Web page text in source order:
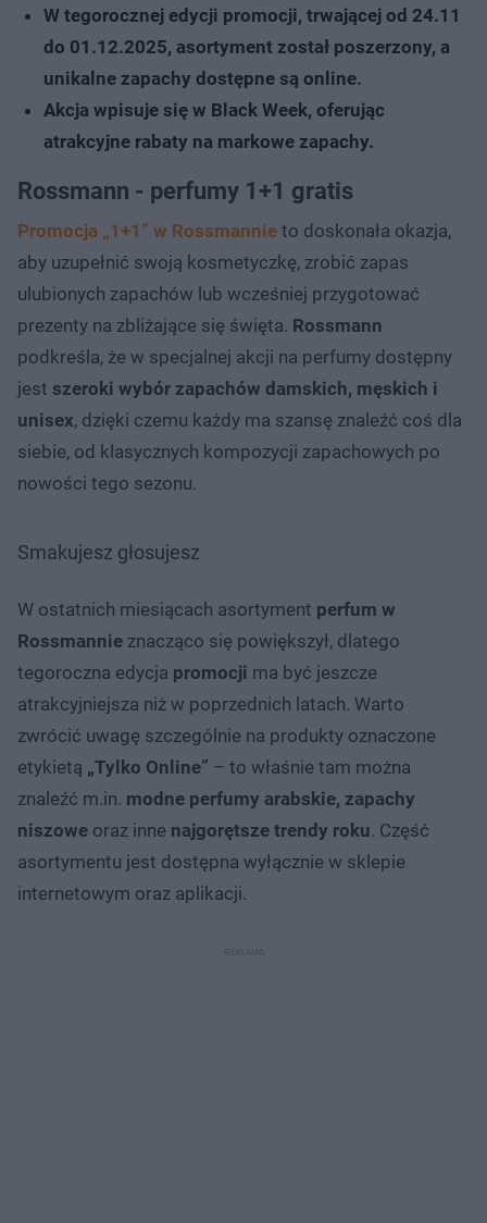
W tegorocznej edycji promocji, trwającej od 24.11
do 01.12.2025, asortyment został poszerzony, a
unikalne zapachy dostępne są online.
Akcja wpisuje się w Black Week, oferując
atrakcyjne rabaty na markowe zapachy.
Rossmann - perfumy 1+1 gratis
Promocja „1+1” w Rossmannie to doskonała okazja,
aby uzupełnić swoją kosmetyczkę, zrobić zapas
ulubionych zapachów lub wcześniej przygotować
prezenty na zbliżające się święta. Rossmann
podkreśla, że w specjalnej akcji na perfumy dostępny
jest szeroki wybór zapachów damskich, męskich i
unisex, dzięki czemu każdy ma szansę znaleźć coś dla
siebie, od klasycznych kompozycji zapachowych po
nowości tego sezonu.
Smakujesz głosujesz
W ostatnich miesiącach asortyment perfum w
Rossmannie znacząco się powiększył, dlatego
tegoroczna edycja promocji ma być jeszcze
atrakcyjniejsza niż w poprzednich latach. Warto
zwrócić uwagę szczególnie na produkty oznaczone
etykietą „Tylko Online” – to właśnie tam można
znaleźć m.in. modne perfumy arabskie, zapachy
niszowe oraz inne najgorętsze trendy roku. Część
asortymentu jest dostępna wyłącznie w sklepie
internetowym oraz aplikacji.